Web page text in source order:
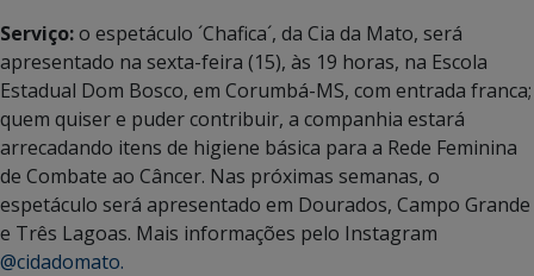
Serviço:o espetáculo ´Chafica´, da Cia da Mato, será
apresentado na sexta-feira (15), às 19 horas, na Escola
Estadual Dom Bosco, em Corumbá-MS, com entrada franca;
quem quiser e puder contribuir, a companhia estará
arrecadando itens de higiene básica para a Rede Feminina
de Combate ao Câncer. Nas próximas semanas, o
espetáculo será apresentado em Dourados, Campo Grande
e Três Lagoas. Mais informações pelo Instagram
@cidadomato.